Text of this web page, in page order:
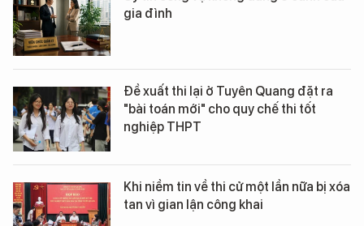
gia đình
Đề xuất thi lại ở Tuyên Quang đặt ra
"bài toán mới" cho quy chế thi tốt
nghiệp THPT
Khi niềm tin về thi cử một lần nữa bị xóa
tan vì gian lận công khai